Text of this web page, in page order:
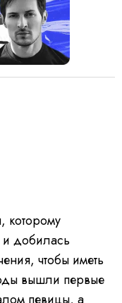
которому
добилась
чтобы иметь
вышли первые